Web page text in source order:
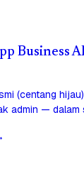
Business
(centang
admin — dalam